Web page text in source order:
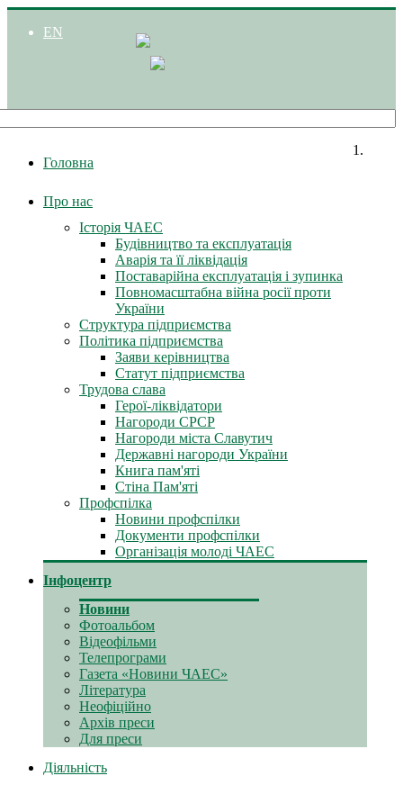
EN
Головна
Про нас
Історія ЧАЕС
Будівництво та експлуатація
Аварія та її ліквідація
Поставарійна експлуатація і зупинка
Повномасштабна війна росії проти
України
Структура підприємства
Політика підприємства
Заяви керівництва
Статут підприємства
Трудова слава
Герої-ліквідатори
Нагороди СРСР
Нагороди міста Славутич
Державні нагороди України
Книга пам'яті
Стіна Пам'яті
Профспілка
Новини профспілки
Документи профспілки
Організація молоді ЧАЕС
Інфоцентр
Новини
Фотоальбом
Відеофільми
Телепрограми
Газета «Новини ЧАЕС»
Література
Неофіційно
Архів преси
Для преси
Діяльність